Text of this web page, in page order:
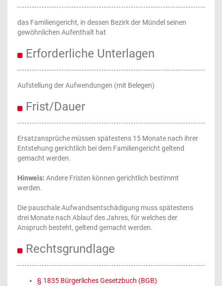
das Familiengericht, in dessen Bezirk der Mündel seinen
gewöhnlichen Aufenthalt hat
Erforderliche Unterlagen
Aufstellung der Aufwendungen (mit Belegen)
Frist/Dauer
Ersatzansprüche müssen spätestens 15 Monate nach ihrer
Entstehung gerichtlich bei dem Familiengericht geltend
gemacht werden.
Hinweis: Andere Fristen können gerichtlich bestimmt
werden.
Die pauschale Aufwandsentschädigung muss spätestens
drei Monate nach Ablauf des Jahres, für welches der
Anspruch besteht, geltend gemacht werden.
Rechtsgrundlage
§ 1835 Bürgerliches Gesetzbuch (BGB)